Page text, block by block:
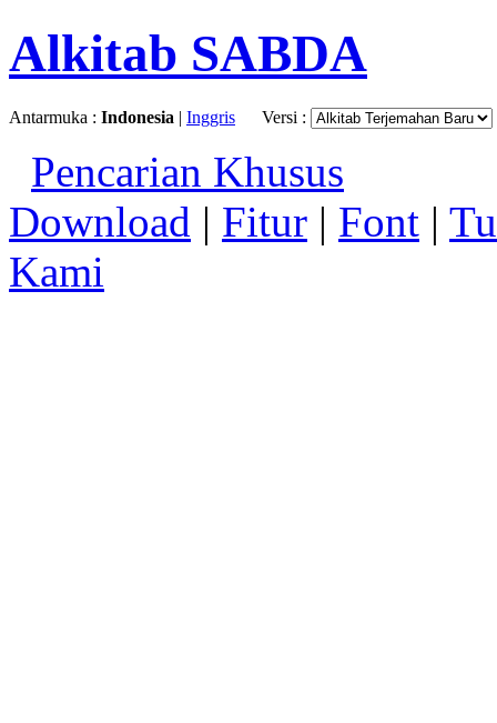
Alkitab SABDA
Antarmuka : Indonesia | Inggris Versi :
Pencarian Khusus
Download | Fitur | Font |
Kami